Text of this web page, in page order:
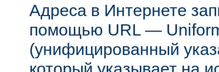
Адреса в Интернете
помощью URL —
(унифицированный